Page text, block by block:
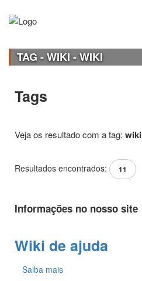
TAG - WIKI - WIKI
Tags
Veja os resultado com a tag: wiki
Resultados encontrados: 11
Informações no nosso site
Wiki de ajuda
Saiba mais